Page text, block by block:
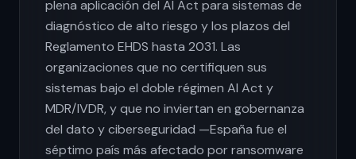
plena aplicación del AI Act para sistemas de
diagnóstico de alto riesgo y los plazos del
Reglamento EHDS hasta 2031. Las
organizaciones que no certifiquen sus
sistemas bajo el doble régimen AI Act y
MDR/IVDR, y que no inviertan en gobernanza
del dato y ciberseguridad —España fue el
séptimo país más afectado por ransomware